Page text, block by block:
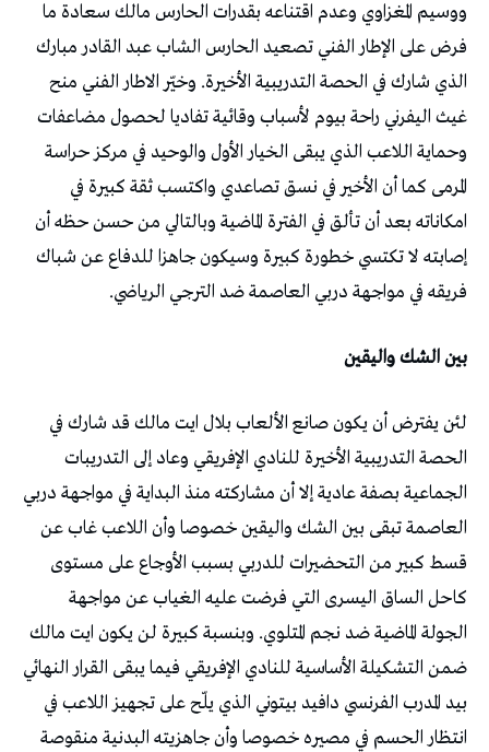
ووسيم المغزاوي وعدم اقتناعه بقدرات الحارس مالك سعادة ما
فرض على الإطار الفني تصعيد الحارس الشاب عبد القادر مبارك
الذي شارك في الحصة التدريبية الأخيرة. وخيّر الاطار الفني منح
غيث اليفرني راحة بيوم لأسباب وقائية تفاديا لحصول مضاعفات
وحماية اللاعب الذي يبقى الخيار الأول والوحيد في مركز حراسة
المرمى كما أن الأخير في نسق تصاعدي واكتسب ثقة كبيرة في
امكاناته بعد أن تألق في الفترة الماضية وبالتالي من حسن حظه أن
إصابته لا تكتسي خطورة كبيرة وسيكون جاهزا للدفاع عن شباك
فريقه في مواجهة دربي العاصمة ضد الترجي الرياضي.
بين الشك واليقين
لئن يفترض أن يكون صانع الألعاب بلال ايت مالك قد شارك في
الحصة التدريبية الأخيرة للنادي الإفريقي وعاد إلى التدريبات
الجماعية بصفة عادية إلا أن مشاركته منذ البداية في مواجهة دربي
العاصمة تبقى بين الشك واليقين خصوصا وأن اللاعب غاب عن
قسط كبير من التحضيرات للدربي بسبب الأوجاع على مستوى
كاحل الساق اليسرى التي فرضت عليه الغياب عن مواجهة
الجولة الماضية ضد نجم المتلوي. وبنسبة كبيرة لن يكون ايت مالك
ضمن التشكيلة الأساسية للنادي الإفريقي فيما يبقى القرار النهائي
بيد المدرب الفرنسي دافيد بيتوني الذي يلّح على تجهيز اللاعب في
انتظار الحسم في مصيره خصوصا وأن جاهزيته البدنية منقوصة